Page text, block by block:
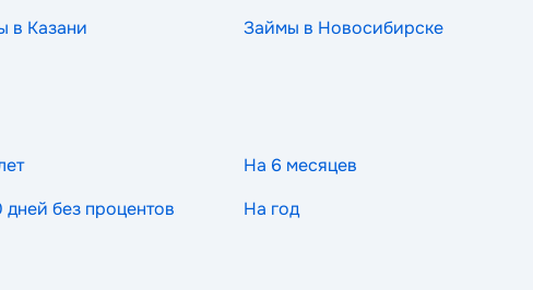
в Казани
Займы в Новосибирске
На 6 месяцев
без процентов На год